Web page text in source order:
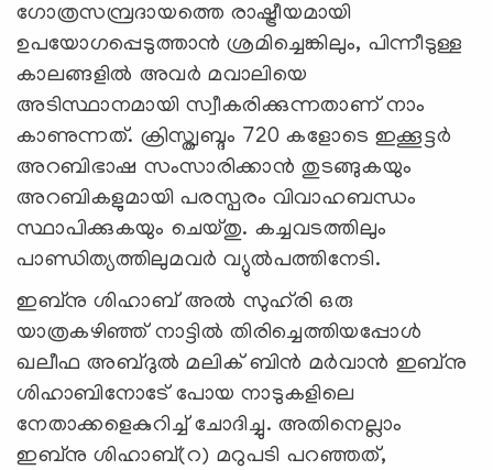
ഗോത്രസമ്പ്രദായത്തെ രാഷ്ട്രീയമായി
ഉപയോഗപ്പെടുത്താന്‍ ശ്രമിച്ചെങ്കിലും, പിന്നീടുള്ള
കാലങ്ങളില്‍ അവര്‍ മവാലിയെ
അടിസ്ഥാനമായി സ്വീകരിക്കുന്നതാണ് നാം
കാണുന്നത്. ക്രിസ്ത്വബ്ദം 720 കളോടെ ഇക്കൂട്ടര്‍
അറബിഭാഷ സംസാരിക്കാന്‍ തുടങ്ങുകയും
അറബികളുമായി പരസ്പരം വിവാഹബന്ധം
സ്ഥാപിക്കുകയും ചെയ്തു. കച്ചവടത്തിലും
പാണ്ഡിത്യത്തിലുമവര്‍ വ്യുല്‍പത്തിനേടി.
ഇബ്‌നു ശിഹാബ് അല്‍ സുഹ്‍രി ഒരു
യാത്രകഴിഞ്ഞ് നാട്ടില്‍ തിരിച്ചെത്തിയപ്പോള്‍
ഖലീഫ അബ്ദുല്‍ മലിക് ബിന്‍ മര്‍വാന്‍ ഇബ്‌നു
ശിഹാബിനോടേ് പോയ നാടുകളിലെ
നേതാക്കളെകുറിച്ച് ചോദിച്ചു. അതിനെല്ലാം
ഇബ്‌നു ശിഹാബ്(റ) മറുപടി പറഞ്ഞത്,